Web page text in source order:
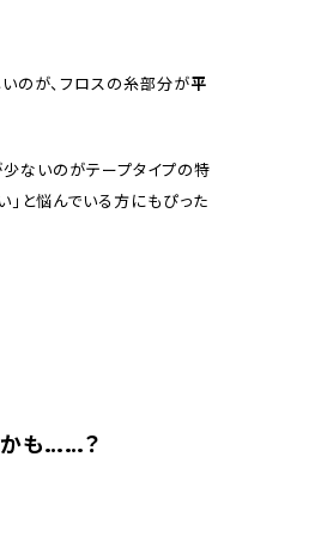
のが、フロスの糸部分が平
ないのがテープタイプの特
」と悩んでいる方にもぴった
かも……？